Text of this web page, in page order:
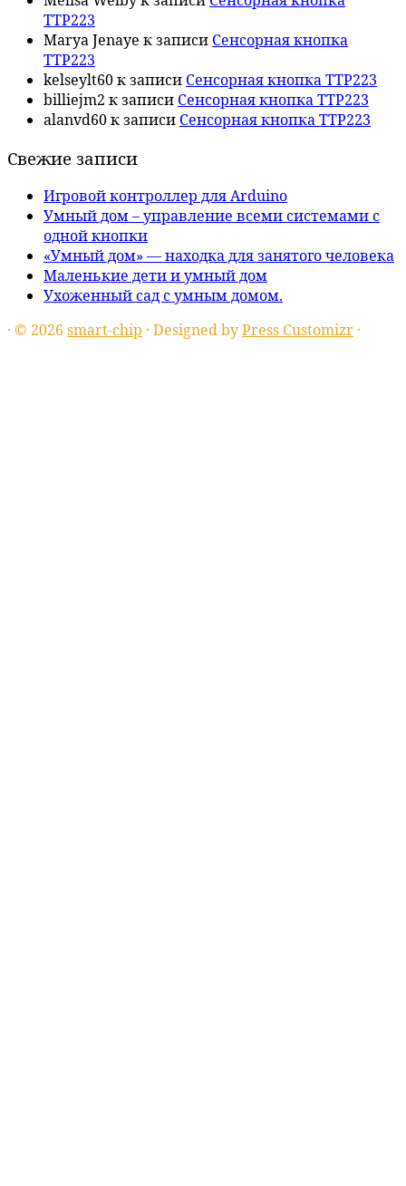
TTP223
Marya Jenaye к записи Сенсорная кнопка
TTP223
kelseylt60к записи Сенсорная кнопка TTP223
billiejm2 к записи Сенсорная кнопка TTP223
alanvd60к записи Сенсорная кнопка TTP223
Свежие записи
Игровой контроллер для Arduino
Умный дом – управление всеми системами с
одной кнопки
«Умный дом» — находка для занятого человека
Маленькие дети и умный дом
Ухоженный сад с умным домом.
· © 2026 smart-chip · Designed byPress Customizr ·